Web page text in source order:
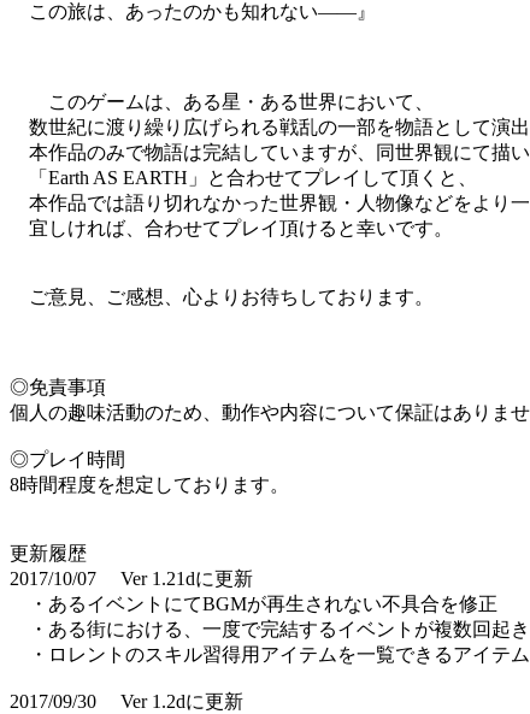
この旅は、あったのかも知れない――』
このゲームは、ある星・ある世界において、
数世紀に渡り繰り広げられる戦乱の一部を物語として演出
本作品のみで物語は完結していますが、同世界観にて描い
「Earth AS EARTH」と合わせてプレイして頂くと、
本作品では語り切れなかった世界観・人物像などをより一
宜しければ、合わせてプレイ頂けると幸いです。
ご意見、ご感想、心よりお待ちしております。
◎免責事項
個人の趣味活動のため、動作や内容について保証はありま
◎プレイ時間
8時間程度を想定しております。
更新履歴
2017/10/07 Ver 1.21dに更新
・あるイベントにてBGMが再生されない不具合を修正
・ある街における、一度で完結するイベントが複数回起
・ロレントのスキル習得用アイテムを一覧できるアイテ
2017/09/30 Ver 1.2dに更新